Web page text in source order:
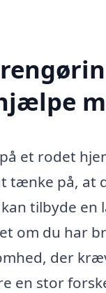
et rodet
tænke på, at
tilbyde
om du har
der
en stor